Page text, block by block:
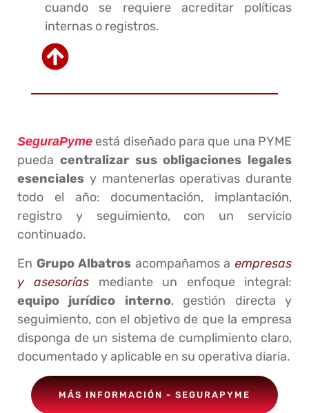
cuando se requiere acreditar políticas
internas o registros.
SeguraPyme está diseñado para que una PYME
pueda centralizar sus obligaciones legales
esenciales y mantenerlas operativas durante
todo el año: documentación, implantación,
registro y seguimiento, con un servicio
continuado.
En Grupo Albatros acompañamos aempresas
y asesorías mediante un enfoque integral:
equipo jurídico interno, gestión directa y
seguimiento, con el objetivo de que la empresa
disponga de un sistema de cumplimiento claro,
documentado y aplicable en su operativa diaria.
MÁS INFORMACIÓN - SEGURAPYME